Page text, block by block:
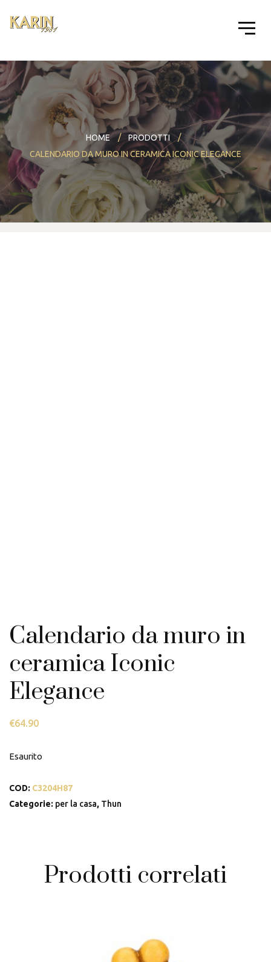
HOME
PRODOTTI
CALENDARIO DA MURO IN CERAMICA ICONIC ELEGANCE
Calendario da muro in
ceramica Iconic
Elegance
€64.90
Esaurito
COD: C3204H87
Categorie: per la casa, Thun
Prodotti correlati